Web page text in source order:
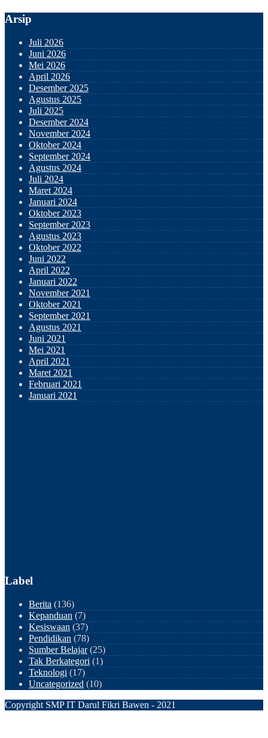
Arsip
Juli 2026
Juni 2026
Mei 2026
April 2026
Desember 2025
Agustus 2025
Juli 2025
Desember 2024
November 2024
Oktober 2024
September 2024
Agustus 2024
Juli 2024
Maret 2024
Januari 2024
Oktober 2023
September 2023
Agustus 2023
Oktober 2022
Juni 2022
April 2022
Januari 2022
November 2021
Oktober 2021
September 2021
Agustus 2021
Juni 2021
Mei 2021
April 2021
Maret 2021
Februari 2021
Januari 2021
Label
Berita (136)
Kepanduan (7)
Kesiswaan (37)
Pendidikan (78)
Sumber Belajar(25)
Tak Berkategori (1)
Teknologi (17)
Uncategorized (10)
Copyright SMP IT Darul Fikri Bawen - 2021